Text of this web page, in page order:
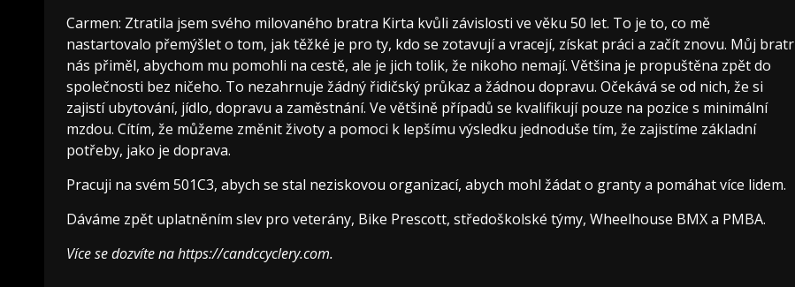
Carmen: Ztratila jsem svého milovaného bratra Kirta kvůli závislosti ve věku 50 let. To je to, co mě
nastartovalo přemýšlet o tom, jak těžké je pro ty, kdo se zotavují a vracejí, získat práci a začít znovu. Můj bratr
nás přiměl, abychom mu pomohli na cestě, ale je jich tolik, že nikoho nemají. Většina je propuštěna zpět do
společnosti bez ničeho. To nezahrnuje žádný řidičský průkaz a žádnou dopravu. Očekává se od nich, že si
zajistí ubytování, jídlo, dopravu a zaměstnání. Ve většině případů se kvalifikují pouze na pozice s minimální
mzdou. Cítím, že můžeme změnit životy a pomoci k lepšímu výsledku jednoduše tím, že zajistíme základní
potřeby, jako je doprava.
Pracuji na svém 501C3, abych se stal neziskovou organizací, abych mohl žádat o granty a pomáhat více lidem.
Dáváme zpět uplatněním slev pro veterány, Bike Prescott, středoškolské týmy, Wheelhouse BMX a PMBA.
Více se dozvíte nahttps://candccyclery.com.